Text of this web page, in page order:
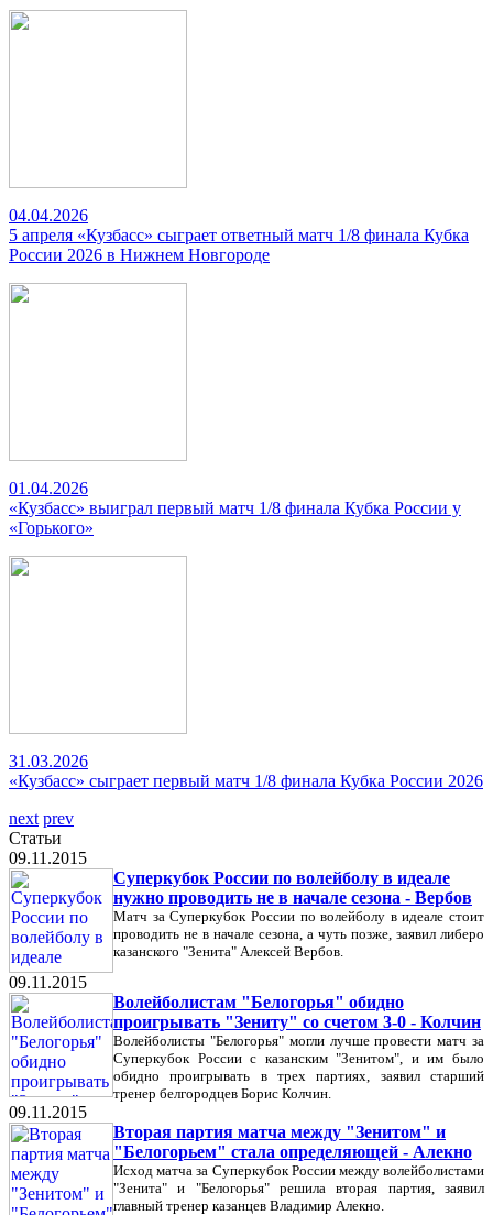
04.04.2026
5 апреля «Кузбасс» сыграет ответный матч 1/8 финала Кубка
России 2026 в Нижнем Новгороде
01.04.2026
«Кузбасс» выиграл первый матч 1/8 финала Кубка России у
«Горького»
31.03.2026
«Кузбасс» сыграет первый матч 1/8 финала Кубка России 2026
next prev
Статьи
09.11.2015
Суперкубок России по волейболу в идеале
нужно проводить не в начале сезона - Вербов
Матч за Суперкубок России по волейболу в идеале стоит
проводить не в начале сезона, а чуть позже, заявил либеро
казанского "Зенита" Алексей Вербов.
09.11.2015
Волейболистам "Белогорья" обидно
проигрывать "Зениту" со счетом 3-0 - Колчин
Волейболисты "Белогорья" могли лучше провести матч за
Суперкубок России с казанским "Зенитом", и им было
обидно проигрывать в трех партиях, заявил старший
тренер белгородцев Борис Колчин.
09.11.2015
Вторая партия матча между "Зенитом" и
"Белогорьем" стала определяющей - Алекно
Исход матча за Суперкубок России между волейболистами
"Зенита" и "Белогорья" решила вторая партия, заявил
главный тренер казанцев Владимир Алекно.